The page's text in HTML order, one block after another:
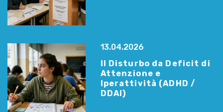
13.04.2026
Il Disturbo da Deficit di
Attenzione e
Iperattività (ADHD /
DDAI)